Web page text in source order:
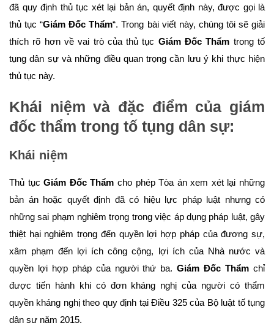
đã quy định thủ tục xét lại bản án, quyết định này, được gọi là
thủ tục “Giám Đốc Thẩm“. Trong bài viết này, chúng tôi sẽ giải
thích rõ hơn về vai trò của thủ tục Giám Đốc Thẩm trong tố
tụng dân sự và những điều quan trọng cần lưu ý khi thực hiện
thủ tục này.
Khái niệm và đặc điểm của giám
đốc thẩm trong tố tụng dân sự:
Khái niệm
Thủ tụcGiám Đốc Thẩm cho phép Tòa án xem xét lại những
bản án hoặc quyết định đã có hiệu lực pháp luật nhưng có
những sai phạm nghiêm trọng trong việc áp dụng pháp luật, gây
thiệt hại nghiêm trọng đến quyền lợi hợp pháp của đương sự,
xâm phạm đến lợi ích công cộng, lợi ích của Nhà nước và
quyền lợi hợp pháp của người thứ ba.Giám Đốc Thẩm chỉ
được tiến hành khi có đơn kháng nghị của người có thẩm
quyền kháng nghị theo quy định tại Điều 325 của Bộ luật tố tụng
dân sự năm 2015.